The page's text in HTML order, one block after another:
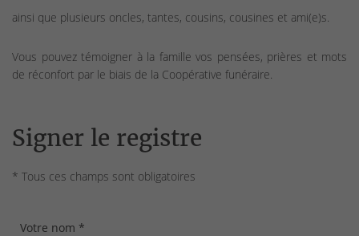
ainsi que plusieurs oncles, tantes, cousins, cousines et ami(e)s.
Vous pouvez témoigner à la famille vos pensées, prières et mots
de réconfort par le biais de la Coopérative funéraire.
Signer le registre
* Tous ces champs sont obligatoires
Votre nom *